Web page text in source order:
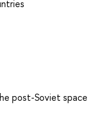
post-Soviet space